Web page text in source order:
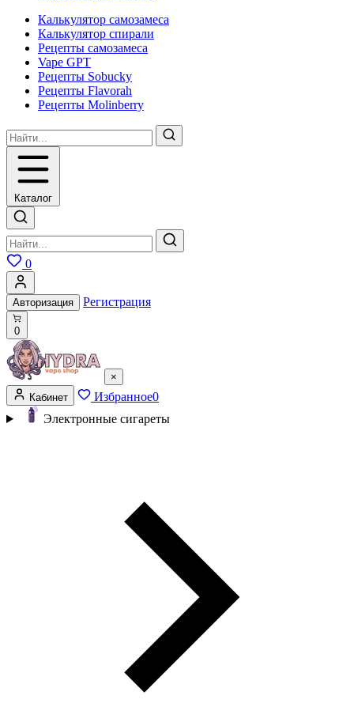
Калькулятор самозамеса
Калькулятор спирали
Рецепты самозамеса
Vape GPT
Рецепты Sobucky
Рецепты Flavorah
Рецепты Molinberry
Каталог
0
Авторизация Регистрация
0
×
Кабинет
Избранное0
Электронные сигареты